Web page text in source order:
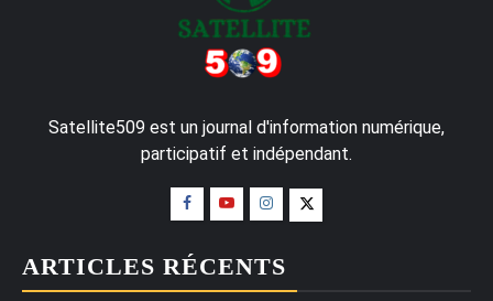
Satellite509 est un journal d'information numérique,
participatif et indépendant.
ARTICLES RÉCENTS